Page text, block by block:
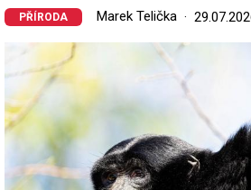
PŘÍRODA Marek Telička
Image